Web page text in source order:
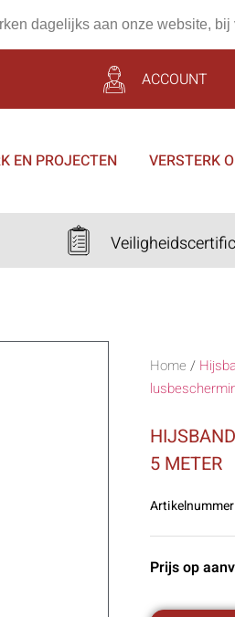
dagelijks aan onze website, bij
ACCOUNT
EN PROJECTEN VERSTERK
Home /
5 METER
Prijs op